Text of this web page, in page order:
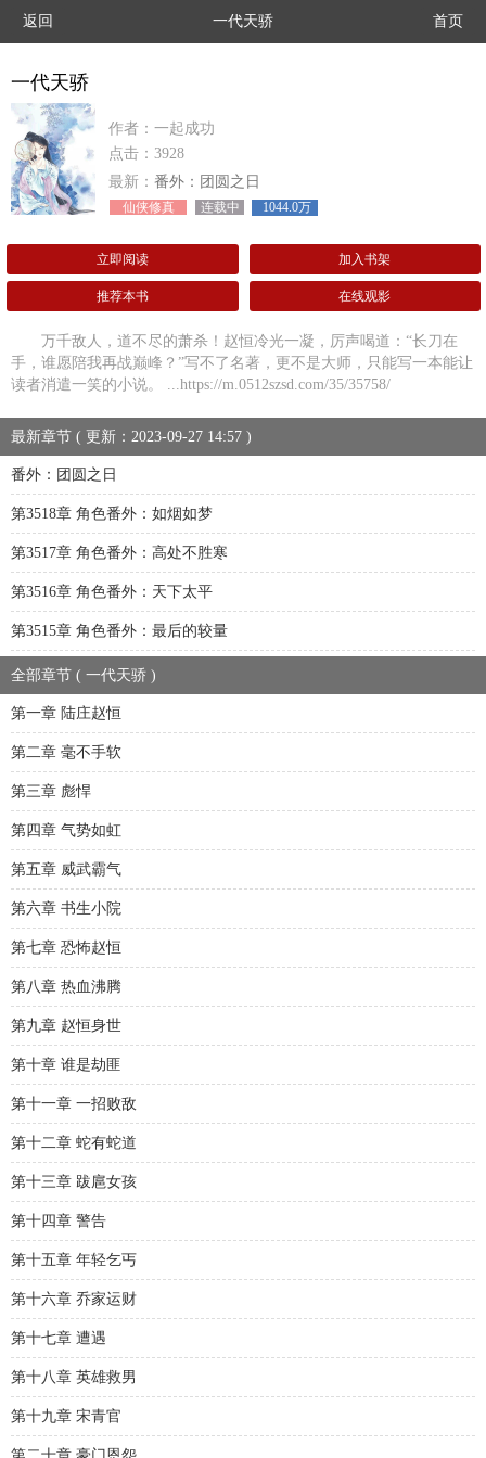
返回 一代天骄 首页
一代天骄
作者：一起成功
点击：3928
最新： 番外：团圆之日
仙侠修真 连载中 1044.0万
立即阅读 加入书架
推荐本书 在线观影
万千敌人，道不尽的萧杀！赵恒冷光一凝，厉声喝道：“长刀在
手，谁愿陪我再战巅峰？”写不了名著，更不是大师，只能写一本能让
读者消遣一笑的小说。 ...https://m.0512szsd.com/35/35758/
最新章节 ( 更新：2023-09-27 14:57 )
番外：团圆之日
第3518章 角色番外：如烟如梦
第3517章 角色番外：高处不胜寒
第3516章 角色番外：天下太平
第3515章 角色番外：最后的较量
全部章节 ( 一代天骄 )
第一章 陆庄赵恒
第二章 毫不手软
第三章 彪悍
第四章 气势如虹
第五章 威武霸气
第六章 书生小院
第七章 恐怖赵恒
第八章 热血沸腾
第九章 赵恒身世
第十章 谁是劫匪
第十一章 一招败敌
第十二章 蛇有蛇道
第十三章 跋扈女孩
第十四章 警告
第十五章 年轻乞丐
第十六章 乔家运财
第十七章 遭遇
第十八章 英雄救男
第十九章 宋青官